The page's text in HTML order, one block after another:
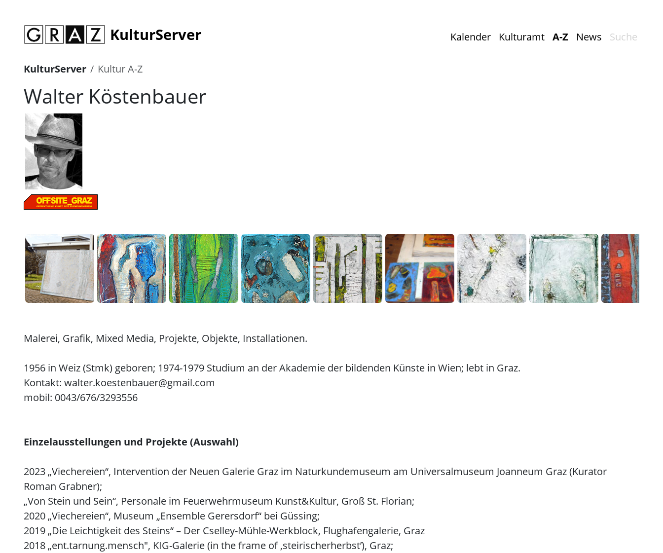
KulturServer Kalender Kulturamt A-Z News Suche
KulturServer Kultur A-Z
Walter Köstenbauer
Malerei, Grafik, Mixed Media, Projekte, Objekte, Installationen.
1956 in Weiz (Stmk) geboren; 1974-1979 Studium an der Akademie der bildenden Künste in Wien; lebt in Graz.
Kontakt: walter.koestenbauer@gmail.com
mobil: 0043/676/3293556
Einzelausstellungen und Projekte (Auswahl)
2023 „Viechereien“, Intervention der Neuen Galerie Graz im Naturkundemuseum am Universalmuseum Joanneum Graz (Kurator
Roman Grabner);
„Von Stein und Sein“, Personale im Feuerwehrmuseum Kunst&Kultur, Groß St. Florian;
2020 „Viechereien“, Museum „Ensemble Gerersdorf“ bei Güssing;
2019 „Die Leichtigkeit des Steins“ – Der Cselley-Mühle-Werkblock, Flughafengalerie, Graz
2018 „ent.tarnung.mensch", KIG-Galerie (in the frame of ‚steirischerherbst’), Graz;